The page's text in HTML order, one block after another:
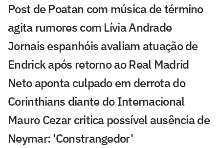
Post de Poatan com música de término
agita rumores com Lívia Andrade
Jornais espanhóis avaliam atuação de
Endrick após retorno ao Real Madrid
Neto aponta culpado em derrota do
Corinthians diante do Internacional
Mauro Cezar critica possível ausência de
Neymar: 'Constrangedor'